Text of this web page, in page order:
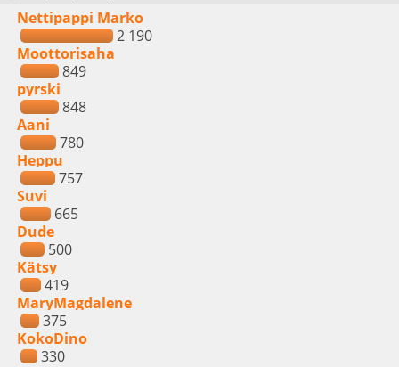
Nettipappi Marko
2 190
Moottorisaha
849
pyrski
848
Aani
780
Heppu
757
Suvi
665
Dude
500
Kätsy
419
MaryMagdalene
375
KokoDino
330